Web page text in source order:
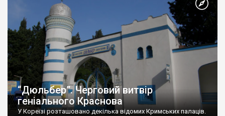
“Дюльбер”. Черговий витвір
геніального Краснова
У Кореїзі розташовано декілька відомих Кримських палаців.